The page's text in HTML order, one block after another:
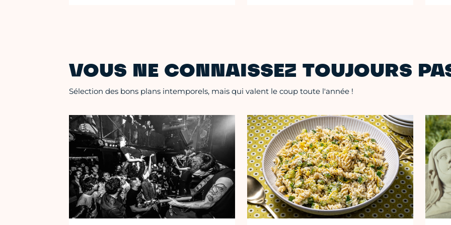
VOUS NE CONNAISSEZ TOUJOURS
Sélection des bons plans intemporels, mais qui valent le coup toute l'année !